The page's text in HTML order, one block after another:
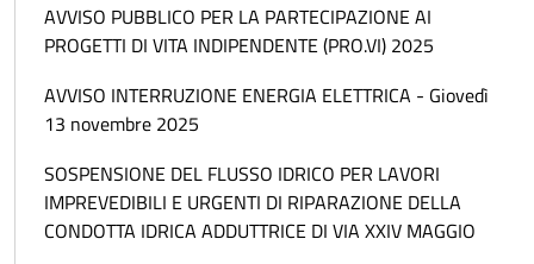
AVVISO PUBBLICO PER LA PARTECIPAZIONE AI
PROGETTI DI VITA INDIPENDENTE (PRO.VI) 2025
AVVISO INTERRUZIONE ENERGIA ELETTRICA - Giovedì
13 novembre 2025
SOSPENSIONE DEL FLUSSO IDRICO PER LAVORI
IMPREVEDIBILI E URGENTI DI RIPARAZIONE DELLA
CONDOTTA IDRICA ADDUTTRICE DI VIA XXIV MAGGIO